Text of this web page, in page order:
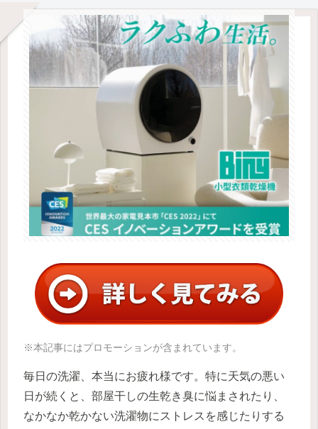
※本記事にはプロモーションが含まれています。
毎日の洗濯、本当にお疲れ様です。特に天気の悪い
日が続くと、部屋干しの生乾き臭に悩まされたり、
なかなか乾かない洗濯物にストレスを感じたりする